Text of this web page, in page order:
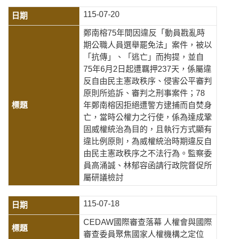
115-07-20
鄭南榕75年間因違反「動員戡亂時
期公職人員選舉罷免法」案件，被以
「抗傳」、「逃亡」而拘提，並自
75年6月2日起遭羈押237天，係屬違
反自由民主憲政秩序、侵害公平審判
原則所追訴、審判之刑事案件；78
年鄭南榕因拒絕遭警方逮捕而自焚身
亡，當時公權力之行使，係為達成鞏
固威權統治為目的，且執行方式顯有
違比例原則，為威權統治時期違反自
由民主憲政秩序之不法行為。監察委
員高涌誠、林郁容函請行政院督促所
屬研議檢討
115-07-18
CEDAW國際審查落幕 人權會與國際
審查委員聚焦國家人權機構之定位